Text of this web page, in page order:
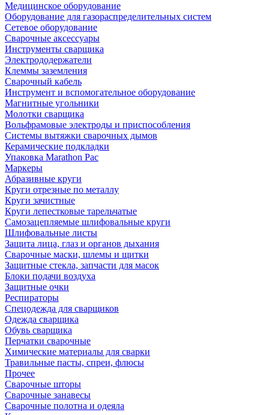
Медицинское оборудование
Оборудование для газораспределительных систем
Сетевое оборудование
Сварочные аксессуары
Инструменты сварщика
Электрододержатели
Клеммы заземления
Сварочный кабель
Инструмент и вспомогательное оборудование
Магнитные угольники
Молотки сварщика
Вольфрамовые электроды и приспособления
Системы вытяжки сварочных дымов
Керамические подкладки
Упаковка Marathon Pac
Маркеры
Абразивные круги
Круги отрезные по металлу
Круги зачистные
Круги лепестковые тарельчатые
Самозацепляемые шлифовальные круги
Шлифовальные листы
Защита лица, глаз и органов дыхания
Сварочные маски, шлемы и щитки
Защитные стекла, запчасти для масок
Блоки подачи воздуха
Защитные очки
Респираторы
Спецодежда для сварщиков
Одежда сварщика
Обувь сварщика
Перчатки сварочные
Химические материалы для сварки
Травильные пасты, спреи, флюсы
Прочее
Сварочные шторы
Сварочные занавесы
Сварочные полотна и одеяла